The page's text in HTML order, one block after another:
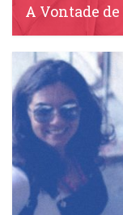
A Vontade
IDS, 29 Abril, 2020